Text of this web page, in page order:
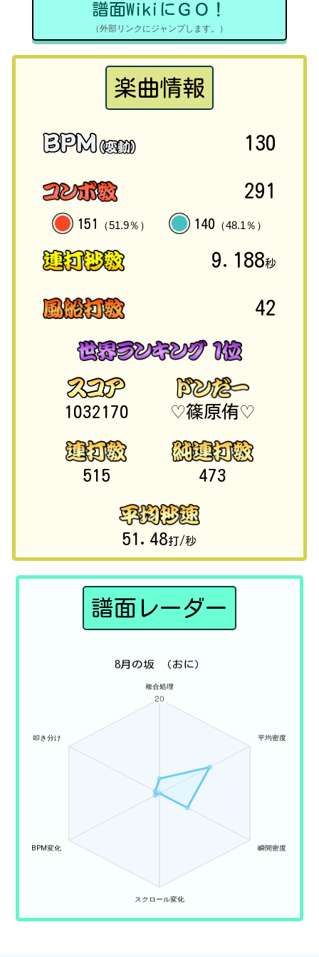
譜面WikiにＧＯ！
（外部リンクにジャンプします。）
楽曲情報
130
291
151 （51.9％） 140 （48.1％）
9.188秒
42
1032170 ♡篠原侑♡
515 473
51.48打/秒
譜面レーダー